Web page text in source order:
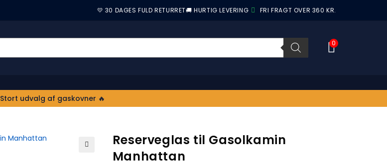
💛 30 DAGES FULD RETURRET🚚 HURTIG LEVERING FRI FRAGT OVER 360 KR.
0
Stort udvalg af gaskovner 🔥
Reserveglas til Gasolkamin
Manhattan